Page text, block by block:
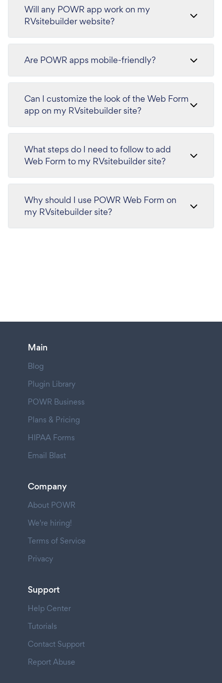
Will any POWR app work on my
RVsitebuilder website?
Are POWR apps mobile-friendly?
Can I customize the look of the Web Form
app on my RVsitebuilder site?
What steps do I need to follow to add
Web Form to my RVsitebuilder site?
Why should I use POWR Web Form on
my RVsitebuilder site?
Main
Blog
Plugin Library
POWR Business
Plans & Pricing
HIPAA Forms
Email Blast
Company
About POWR
We're hiring!
Terms of Service
Privacy
Support
Help Center
Tutorials
Contact Support
Report Abuse